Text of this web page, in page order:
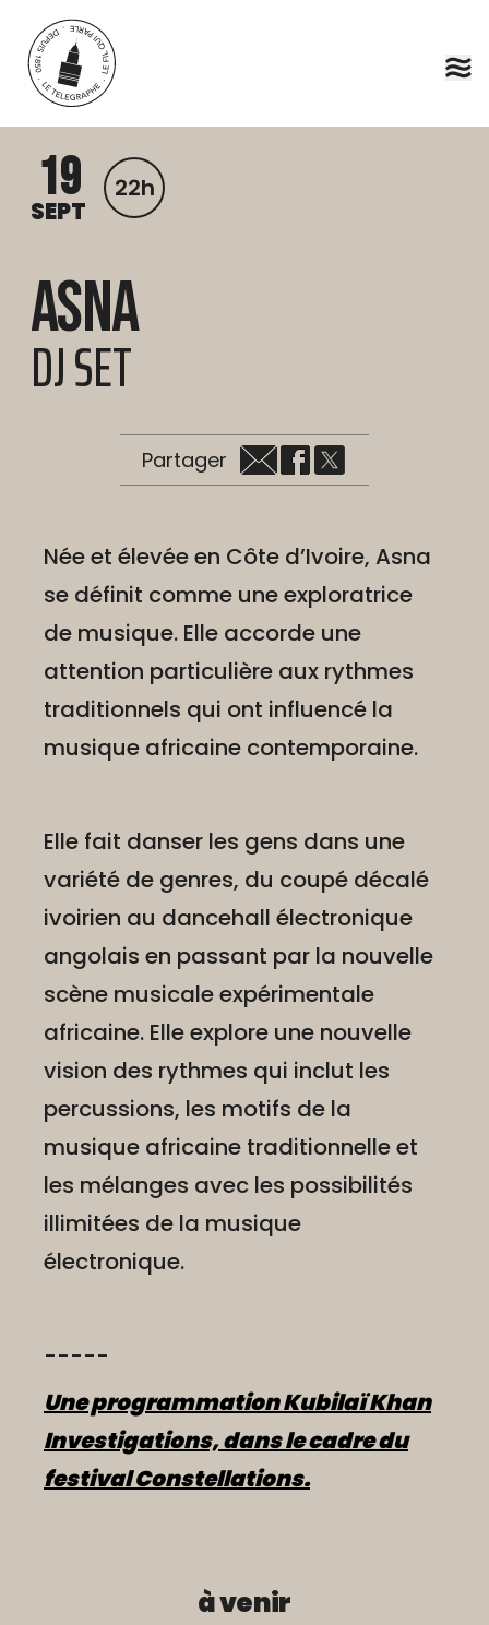
Aller au contenu principal
19
SEPT
22h
Asna
DJ SET
Partager
Née et élevée en Côte d’Ivoire, Asna
se définit comme une exploratrice
de musique. Elle accorde une
attention particulière aux rythmes
traditionnels qui ont influencé la
musique africaine contemporaine.
Elle fait danser les gens dans une
variété de genres, du coupé décalé
ivoirien au dancehall électronique
angolais en passant par la nouvelle
scène musicale expérimentale
africaine. Elle explore une nouvelle
vision des rythmes qui inclut les
percussions, les motifs de la
musique africaine traditionnelle et
les mélanges avec les possibilités
illimitées de la musique
électronique.
-----
Une programmation Kubilaï Khan
Investigations, dans le cadre du
festival Constellations.
à venir